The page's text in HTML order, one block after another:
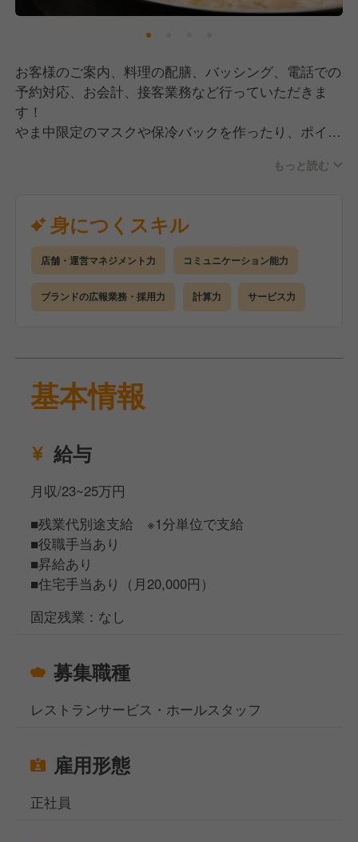
お客様のご案内、料理の配膳、バッシング、電話での
予約対応、お会計、接客業務など行っていただきま
す！
やま中限定のマスクや保冷バックを作ったり、ポイン
に話し合いをして、より良いお店作りのために意見も
もっと読む
身につくスキル
店舗・運営マネジメント力 コミュニケーション能力
ブランドの広報業務・採用力 計算力 サービス力
基本情報
給与
月収/23~25万円
■残業代別途支給 ※1分単位で支給
■役職手当あり
■昇給あり
■住宅手当あり（月20,000円）
固定残業：なし
募集職種
レストランサービス・ホールスタッフ
雇用形態
正社員